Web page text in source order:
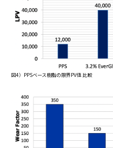
図4）PPSベース樹脂の限界PV値 比較